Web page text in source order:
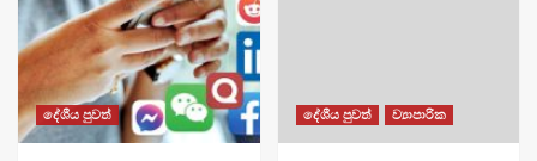
දේශීය පුවත් දේශීය පුවත් ව්‍යාපාරික